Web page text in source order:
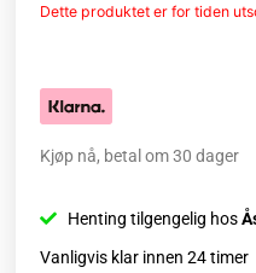
Dette produktet er for tiden
Kjøp nå, betal om 30 dager
Henting tilgengelig hos
Vanligvis klar innen 24 timer